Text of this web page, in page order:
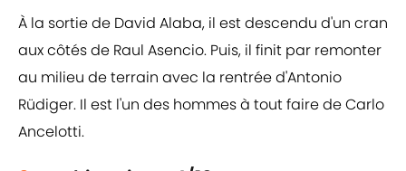
À la sortie de David Alaba, il est descendu d'un cran
aux côtés de Raul Asencio. Puis, il finit par remonter
au milieu de terrain avec la rentrée d'Antonio
Rüdiger. Il est l'un des hommes à tout faire de Carlo
Ancelotti.